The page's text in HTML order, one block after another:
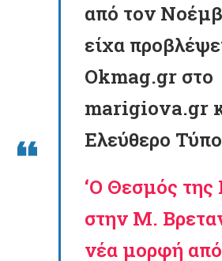
από τον
είχα
Okmag.gr στο
marigiova.gr
Ελεύθερο
‘Ο Θεσμός της
στην Μ.
νέα μορφή